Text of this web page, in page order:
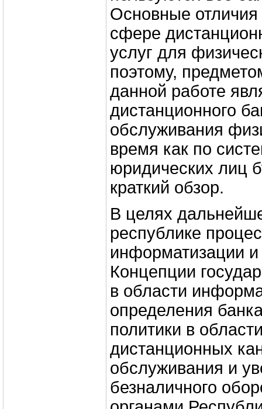
Основные
сфере
услуг для
поэтому,
данной работе
дистанционного
обслуживания
время как по
юридических лиц
краткий обзор.
В целях
республике
информатизации
Концепции
в области
определения
политики в
дистанционных
обслуживания и
безналичного